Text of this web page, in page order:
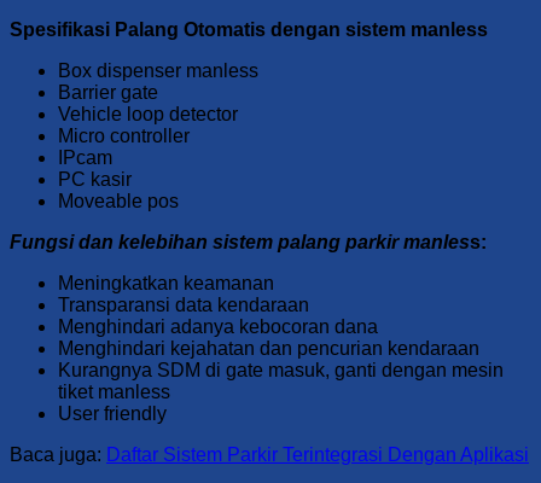
Spesifikasi Palang Otomatis dengan sistem manless
Box dispenser manless
Barrier gate
Vehicle loop detector
Micro controller
IPcam
PC kasir
Moveable pos
Fungsi dan kelebihan sistem palang parkir manless:
Meningkatkan keamanan
Transparansi data kendaraan
Menghindari adanya kebocoran dana
Menghindari kejahatan dan pencurian kendaraan
Kurangnya SDM di gate masuk, ganti dengan mesin
tiket manless
User friendly
Baca juga: Daftar Sistem Parkir Terintegrasi Dengan Aplikasi